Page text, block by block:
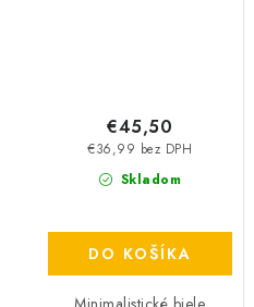
Skladom
€36,99 bez DPH
€45,50
DO KOŠÍKA